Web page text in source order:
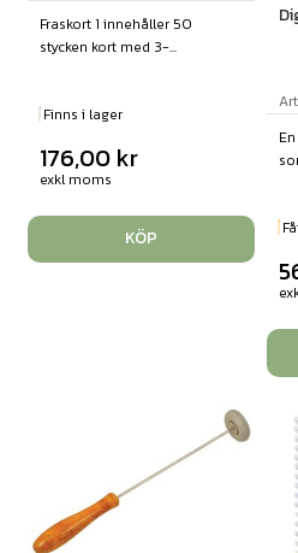
Fraskort 1 innehåller 50
stycken kort med 3-...
Finns i lager
176,00 kr
exkl moms
KÖP